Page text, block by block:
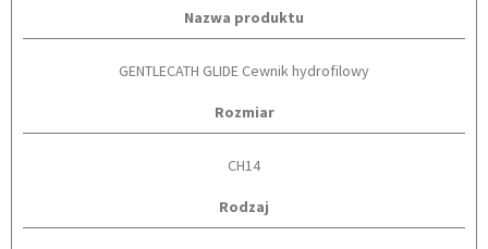
Nazwa produktu
GENTLECATH GLIDE Cewnik hydrofilowy
Rozmiar
CH14
Rodzaj